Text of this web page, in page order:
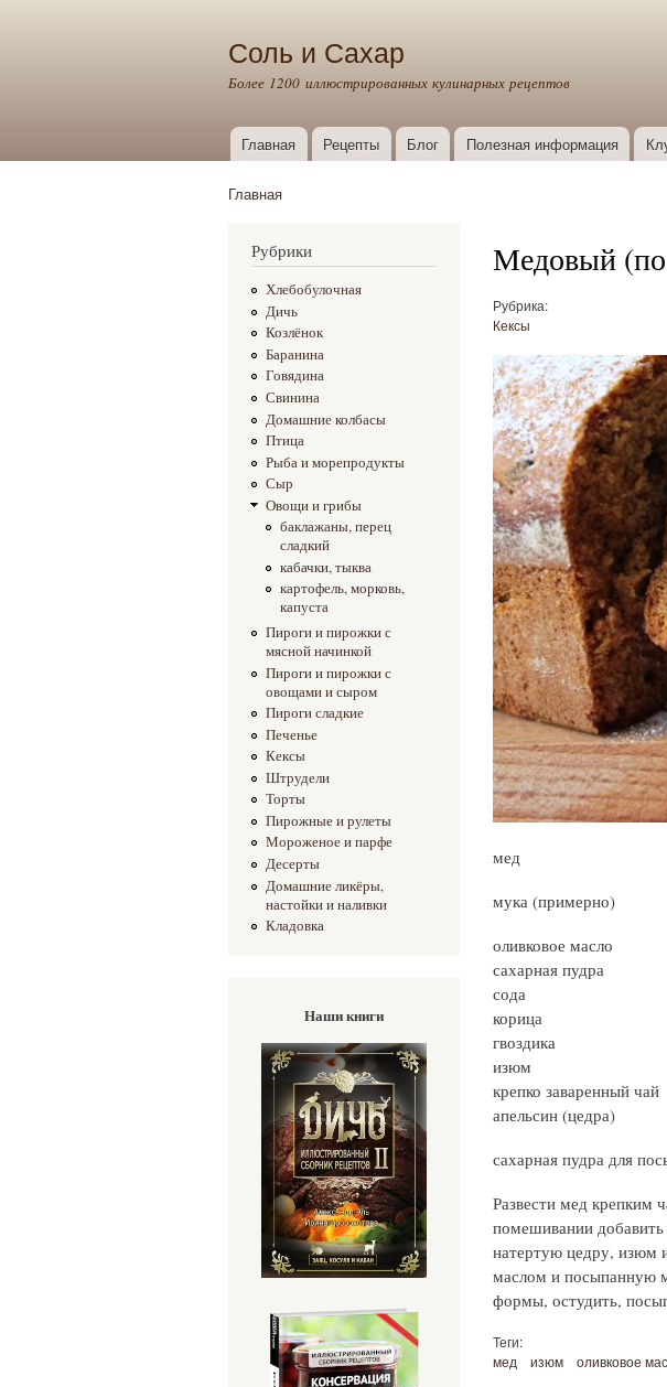
Соль и Сахар
Более 1200 иллюстрированных кулинарных рецептов
Главное меню
Главная Рецепты Блог Полезная информация
Главная
Рубрики
Хлебобулочная
Дичь
Козлёнок
Баранина
Говядина
Свинина
Домашние колбасы
Птица
Рыба и морепродукты
Сыр
Овощи и грибы
баклажаны, перец
сладкий
кабачки, тыква
картофель, морковь,
капуста
Пироги и пирожки с
мясной начинкой
Пироги и пирожки с
овощами и сыром
Пироги сладкие
Печенье
Кексы
Штрудели
Торты
Пирожные и рулеты
Мороженое и парфе
Десерты
Домашние ликёры,
настойки и наливки
Кладовка
Наши книги
Медовый
Рубрика:
Кексы
мед
мука
оливковое
сахарная
сода 1
корица
гвоздика
изюм
крепко заваренный
апельсин
сахарная пудра для
Развести мед крепким
помешивании
натертую цедру, изюм
маслом и посыпанную
формы, остудить,
Теги:
мед
изюм оливковое